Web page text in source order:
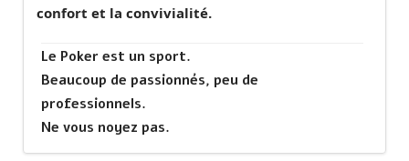
confort et la convivialité.
Le Poker est un sport.
Beaucoup de passionnés, peu de
professionnels.
Ne vous noyez pas.